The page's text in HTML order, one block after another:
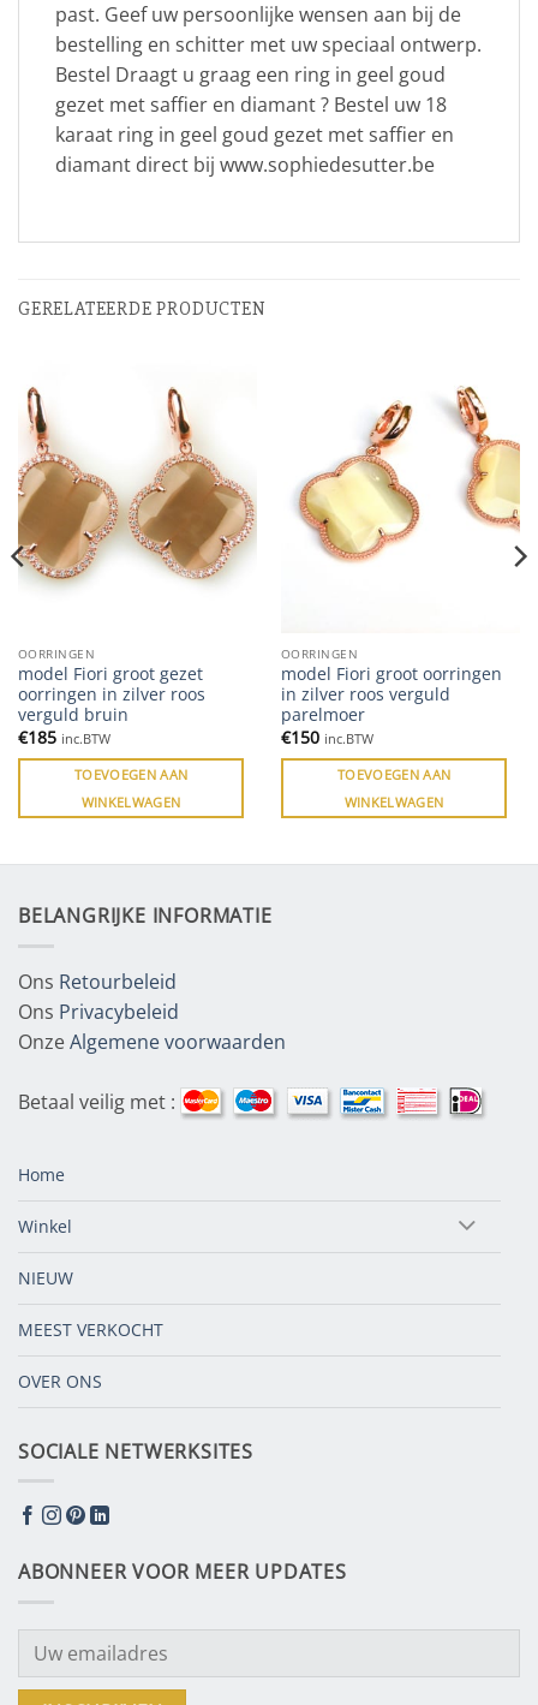
past. Geef uw persoonlijke wensen aan bij de
bestelling en schitter met uw speciaal ontwerp.
Bestel Draagt u graag een ring in geel goud
gezet met saffier en diamant ? Bestel uw 18
karaat ring in geel goud gezet met saffier en
diamant direct bij www.sophiedesutter.be
GERELATEERDE PRODUCTEN
OORRINGEN
model Fiori groot gezet
oorringen in zilver roos
verguld bruin
€185 inc.BTW
TOEVOEGEN AAN
WINKELWAGEN
OORRINGEN
model Fiori groot oorringen
in zilver roos verguld
parelmoer
€150 inc.BTW
TOEVOEGEN AAN
WINKELWAGEN
BELANGRIJKE INFORMATIE
Ons Retourbeleid
Ons Privacybeleid
OnzeAlgemene voorwaarden
Betaal veilig met :
Home
Winkel
NIEUW
MEEST VERKOCHT
OVER ONS
SOCIALE NETWERKSITES
ABONNEER VOOR MEER UPDATES